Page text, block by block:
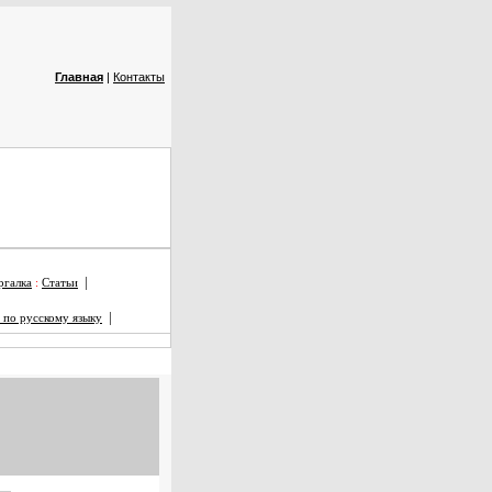
Главная | Контакты
: Статьи |
русскому языку |